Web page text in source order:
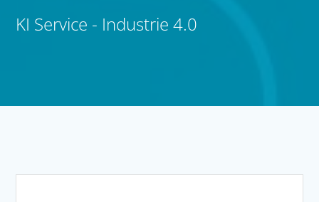
KI Service - Industrie 4.0